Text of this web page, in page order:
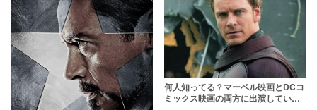
何人知ってる？マーベル映画とDCコ
ミックス映画の両方に出演している